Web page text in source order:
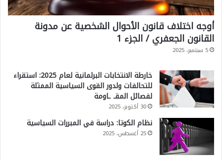
أوجه اختلاف قانون الأحوال الشخصية عن مدونة
القانون الجعفري / الجزء 1
5 سبتمبر، 2025
خارطة الانتخابات البرلمانية لعام 2025: استقراء
للتحالفات ولدور القوى السياسية الممثلة
لفصائل المقـ ـاومة
30 أكتوبر، 2025
نظام الكوتا: دراسة في المبررات السياسية
25 أغسطس، 2025